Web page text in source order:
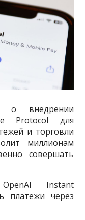
о внедрении
Protocol для
и торговли
миллионам
совершать
Instant
платежи через